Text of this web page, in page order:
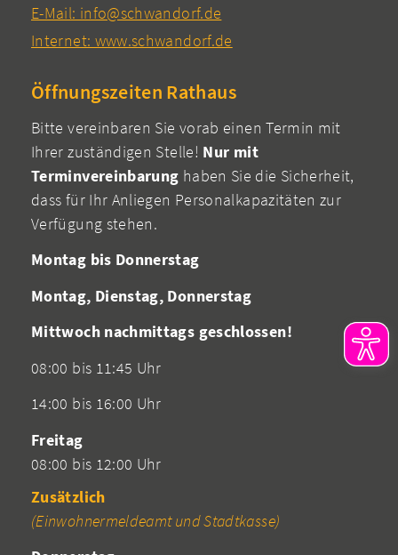
E-Mail: info@schwandorf.de
Internet: www.schwandorf.de
Öffnungszeiten Rathaus
Bitte vereinbaren Sie vorab einen Termin mit
Ihrer zuständigen Stelle! Nur mit
Terminvereinbarung haben Sie die Sicherheit,
dass für Ihr Anliegen Personalkapazitäten zur
Verfügung stehen.
Montag bis Donnerstag
Montag, Dienstag, Donnerstag
Mittwoch nachmittags geschlossen!
08:00 bis 11:45 Uhr
14:00 bis 16:00 Uhr
Freitag
08:00 bis 12:00 Uhr
Zusätzlich
(Einwohnermeldeamt und Stadtkasse)